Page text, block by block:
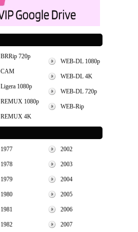
BRRip 720p
CAM
Ligera 1080p
REMUX 1080p
REMUX 4K
WEB-DL 1080p
WEB-DL 4K
WEB-DL 720p
WEB-Rip
1977
1978
1979
1980
1981
1982
2002
2003
2004
2005
2006
2007